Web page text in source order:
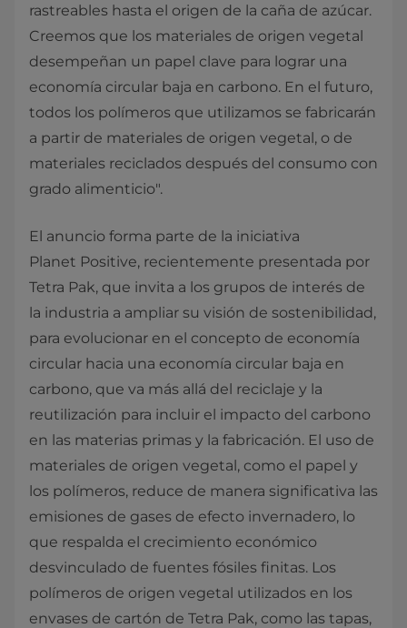
rastreables hasta el origen de la caña de azúcar.
Creemos que los materiales de origen vegetal
desempeñan un papel clave para lograr una
economía circular baja en carbono. En el futuro,
todos los polímeros que utilizamos se fabricarán
a partir de materiales de origen vegetal, o de
materiales reciclados después del consumo con
grado alimenticio".
El anuncio forma parte de la iniciativa
Planet Positive, recientemente presentada por
Tetra Pak, que invita a los grupos de interés de
la industria a ampliar su visión de sostenibilidad,
para evolucionar en el concepto de economía
circular hacia una economía circular baja en
carbono, que va más allá del reciclaje y la
reutilización para incluir el impacto del carbono
en las materias primas y la fabricación. El uso de
materiales de origen vegetal, como el papel y
los polímeros, reduce de manera significativa las
emisiones de gases de efecto invernadero, lo
que respalda el crecimiento económico
desvinculado de fuentes fósiles finitas. Los
polímeros de origen vegetal utilizados en los
envases de cartón de Tetra Pak, como las tapas,